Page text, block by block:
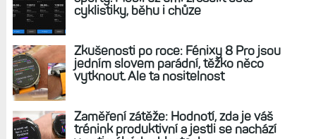
REKLAMA
AKTUÁLNĚ NA BLOGU